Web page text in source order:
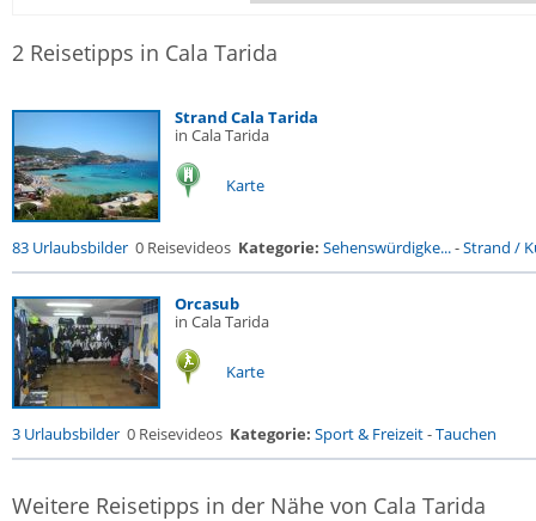
2 Reisetipps in Cala Tarida
Strand Cala Tarida
in Cala Tarida
Karte
83 Urlaubsbilder 0 Reisevideos Kategorie: Sehenswürdigke...-Strand /
Orcasub
in Cala Tarida
Karte
3 Urlaubsbilder 0 Reisevideos Kategorie: Sport & Freizeit-Tauchen
Weitere Reisetipps in der Nähe von Cala Tarida